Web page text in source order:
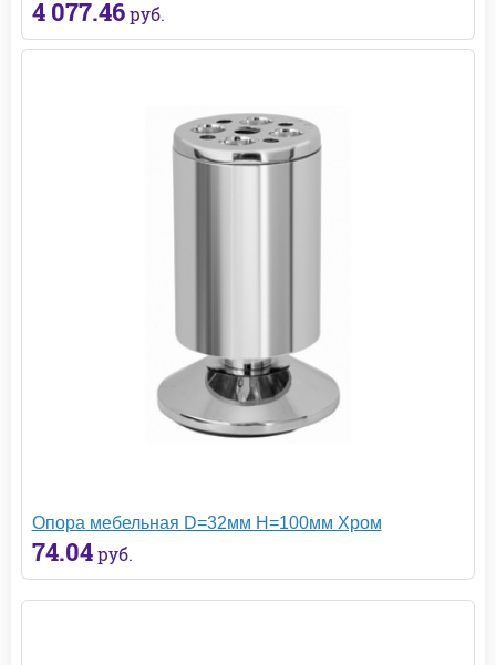
4 077.46 руб.
Опора мебельная D=32мм H=100мм Хром
74.04 руб.